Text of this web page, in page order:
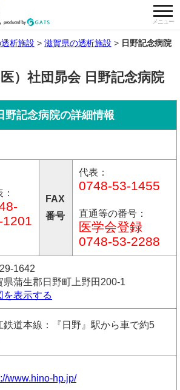
メニュー
の透析施設を検索する
析施設 滋賀県の透析施設 日野記念病院
医）社団昴会 日野記念病院
野記念病院の詳細情報
1201
FAX
番号
代表：
0748-53-1455
直通等の番号：
医学会登録
0748-53-2288
1642
県蒲生郡日野町上野田200-1
を表示する
鉄道本線：『日野』駅から車で約5
www.hino-hp.jp/